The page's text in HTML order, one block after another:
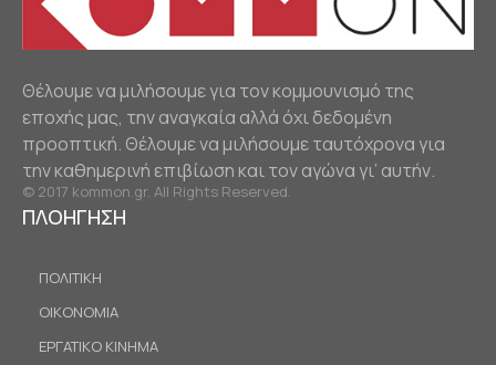
Θέλουμε να μιλήσουμε για τον κομμουνισμό της
εποχής μας, την αναγκαία αλλά όχι δεδομένη
προοπτική. Θέλουμε να μιλήσουμε ταυτόχρονα για
την καθημερινή επιβίωση και τον αγώνα γι’ αυτήν.
© 2017 kommon.gr. All Rights Reserved.
ΠΛΟΗΓΗΣΗ
ΠΟΛΙΤΙΚΗ
ΟΙΚΟΝΟΜΙΑ
ΕΡΓΑΤΙΚΟ ΚΙΝΗΜΑ